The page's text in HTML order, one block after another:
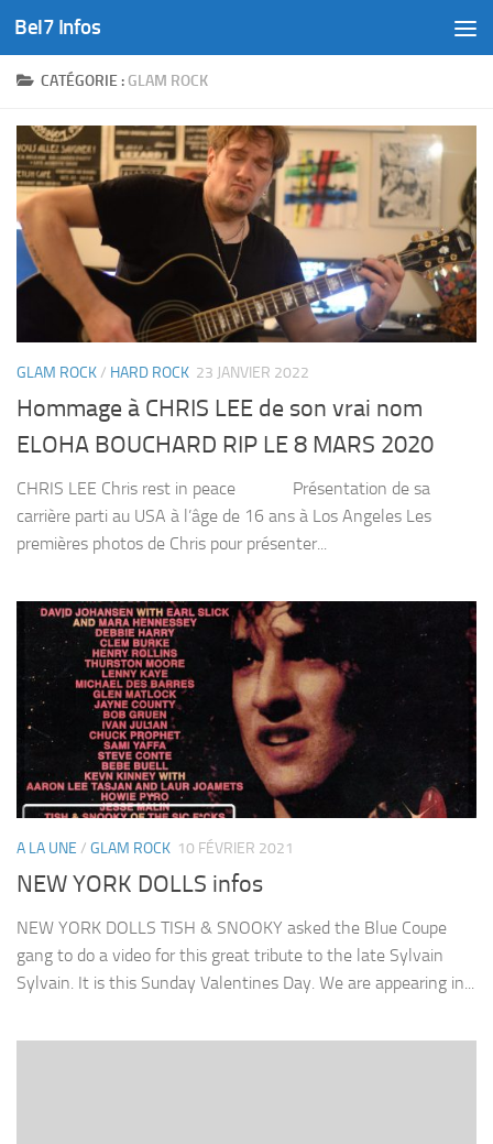
Skip to content
Bel7 Infos
CATÉGORIE : GLAM ROCK
GLAM ROCK/ HARD ROCK 23 JANVIER 2022
Hommage à CHRIS LEE de son vrai nom
ELOHA BOUCHARD RIP LE 8 MARS 2020
CHRIS LEE Chris rest in peace Présentation de sa
carrière parti au USA à l’âge de 16 ans à Los Angeles Les
premières photos de Chris pour présenter...
A LA UNE / GLAM ROCK 10 FÉVRIER 2021
NEW YORK DOLLS infos
NEW YORK DOLLS TISH & SNOOKY asked the Blue Coupe
gang to do a video for this great tribute to the late Sylvain
Sylvain. It is this Sunday Valentines Day. We are appearing in...